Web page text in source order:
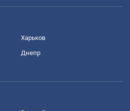
Харьков
Днепр